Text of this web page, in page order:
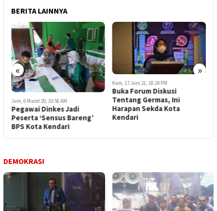
BERITA LAINNYA
« »
Jum, 6 Maret 20, 10:58 AM
Pegawai Dinkes Jadi
Peserta ‘Sensus Bareng’
BPS Kota Kendari
Kam, 17 Juni 21, 18:24 PM
Buka Forum Diskusi
Tentang Germas, Ini
Harapan Sekda Kota
Kendari
DEMOKRASI